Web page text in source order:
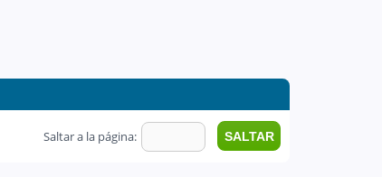
Saltar a la página: